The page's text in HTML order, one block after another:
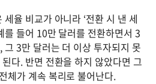
율 비교가 아니라 ‘전환 시 낸 세
를 들어 10만 달러를 전환하면서 3
그 3만 달러는 더 이상 투자되지 못
다. 반면 전환을 하지 않았다면 그
체가 계속 복리로 불어난다.